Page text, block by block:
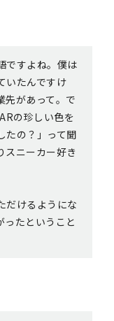
ですよね。僕は
いたんですけ
先があって。で
の珍しい色を
たの？」って聞
スニーカー好き
だけるようにな
ったということ